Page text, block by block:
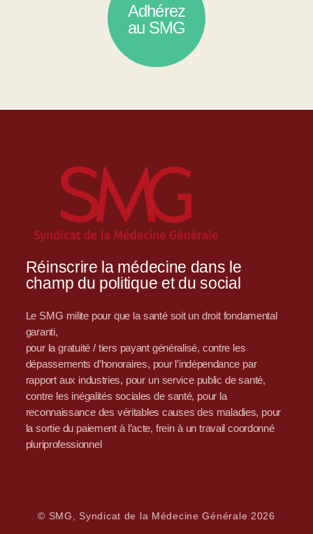
Adhérez
au SMG
Réinscrire la médecine dans le
champ du politique et du social
Le SMG milite pour que la santé soit un droit fondamental
garanti,
pour la gratuité / tiers payant généralisé, contre les
dépassements d’honoraires, pour l’indépendance par
rapport aux industries, pour un service public de santé,
contre les inégalités sociales de santé, pour la
reconnaissance des véritables causes des maladies, pour
la sortie du paiement à l’acte, frein à un travail coordonné
pluriprofessionnel
© SMG, Syndicat de la Médecine Générale 2026